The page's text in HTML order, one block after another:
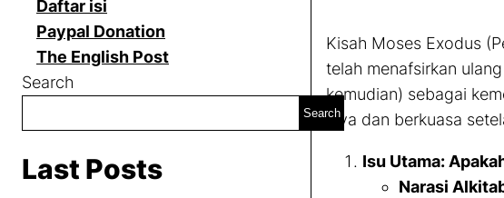
Daftar isi
Paypal Donation
The English Post
Search
Search
Last Posts
Kisah Moses Exodus
telah menafsirkan
kemudian) sebagai
jaya dan berkuasa
Isu Utama:
Narasi